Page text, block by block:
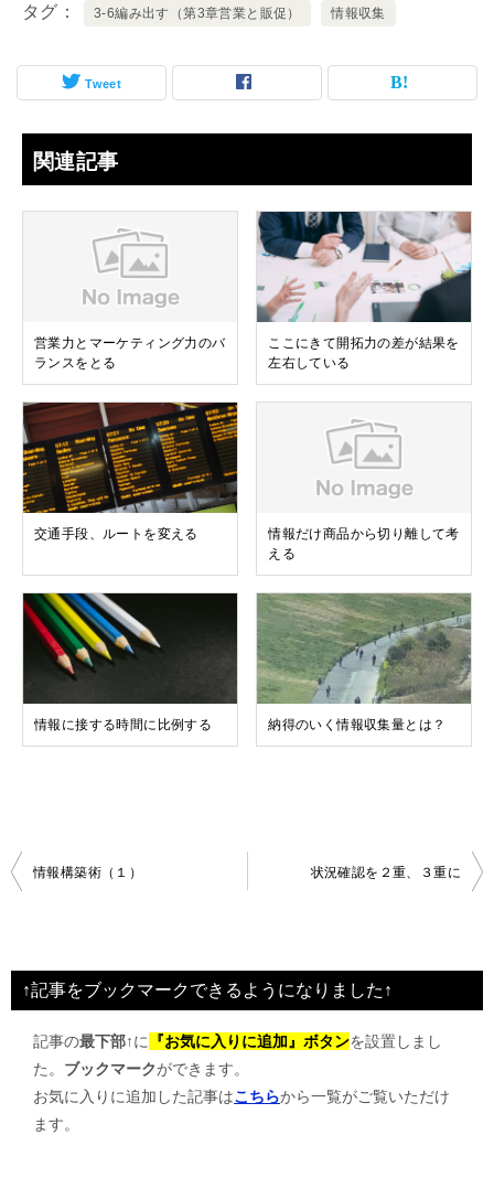
タグ 3-6編み出す（第3章営業と販促） 情報収集
Tweet
関連記事
営業力とマーケティング力のバ
ランスをとる
ここにきて開拓力の差が結果を
左右している
交通手段、ルートを変える
情報だけ商品から切り離して考
える
情報に接する時間に比例する 納得のいく情報収集量とは？
投
ビ
ゲ
情報構築術（１） 状況確認を２重、３重に
↑記事をブックマークできるようになりました↑
記事の最下部↑に 『お気に入りに追加』ボタンを設置しまし
た。 ブックマークができます。
お気に入りに追加した記事はこちらから一覧がご覧いただけ
ます。